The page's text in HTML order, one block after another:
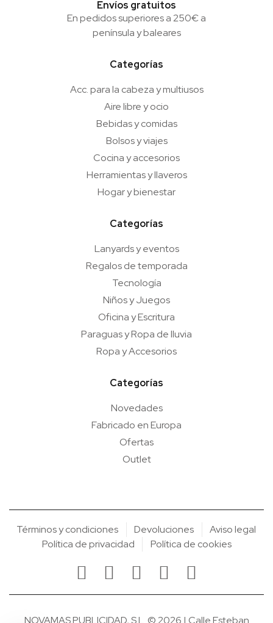
Envíos gratuitos
En pedidos superiores a 250€ a
península y baleares
Categorías
Acc. para la cabeza y multiusos
Aire libre y ocio
Bebidas y comidas
Bolsos y viajes
Cocina y accesorios
Herramientas y llaveros
Hogar y bienestar
Categorías
Lanyards y eventos
Regalos de temporada
Tecnología
Niños y Juegos
Oficina y Escritura
Paraguas y Ropa de lluvia
Ropa y Accesorios
Categorías
Novedades
Fabricado en Europa
Ofertas
Outlet
Términos y condiciones Devoluciones
Aviso legal
Política de privacidad
Política de cookies
NOVAMAS PUBLICIDAD, S.L. © 2026 | Calle Esteban